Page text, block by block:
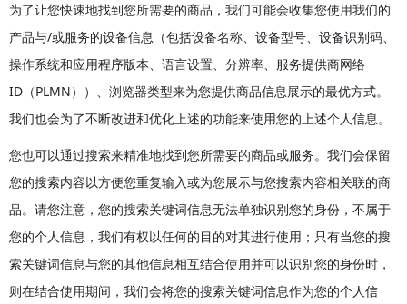
为了让您快速地找到您所需要的商品，我们可能会收集您使用我们的
产品与/或服务的设备信息（包括设备名称、设备型号、设备识别码、
操作系统和应用程序版本、语言设置、分辨率、服务提供商网络
ID（PLMN））、浏览器类型来为您提供商品信息展示的最优方式。
我们也会为了不断改进和优化上述的功能来使用您的上述个人信息。
您也可以通过搜索来精准地找到您所需要的商品或服务。我们会保留
您的搜索内容以方便您重复输入或为您展示与您搜索内容相关联的商
品。请您注意，您的搜索关键词信息无法单独识别您的身份，不属于
您的个人信息，我们有权以任何的目的对其进行使用；只有当您的搜
索关键词信息与您的其他信息相互结合使用并可以识别您的身份时，
则在结合使用期间，我们会将您的搜索关键词信息作为您的个人信